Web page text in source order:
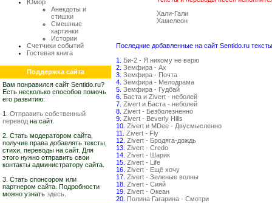
Юмор
Анекдоты и
стишки
Смешные
картинки
Истории
Счетчики событий
Гостевая книга
Поддержка сайта
Вам понравился сайт Sentido.ru?
Есть несколько способов помочь
его развитию:
1. Отправить собственный
перевод на сайт.
2. Стать модератором сайта,
получив права добавлять тексты,
стихи, переводы на сайт. Для
этого нужно отправить свои
контакты администратору сайта.
3. Стать спонсором или
партнером сайта. Подробности
можно узнать здесь
Хали-Гали
Хамелеон
Последние добавленные на сайт Sentido.ru
1. Би-2 - Я никому не верю
2. Земфира - Ах
3. Земфира - Почта
4. Земфира - Мелодрама
5. Земфира - Гудбай
6. Баста и Zivert - неболей
7. Zivert и Баста - неболей
8. Zivert - Безболезненно
9. Zivert - Beverly Hills
10. Zivert и MDee - Двусмысленно
11. Zivert - Fly
12. Zivert - Бродяга-дождь
13. Zivert - Credo
14. Zivert - Шарик
15. Zivert - Life
16. Zivert - Ещё хочу
17. Zivert - Зеленые волны
18. Zivert - Сияй
19. Zivert - Океан
20. Полина Гагарина - Смотри